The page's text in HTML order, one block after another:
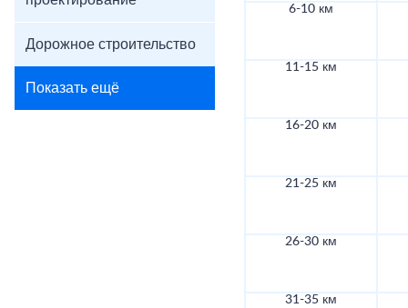
Дорожное строительство
Показать ещё
6-10 км
11-15 км
16-20 км
21-25 км
26-30 км
31-35 км